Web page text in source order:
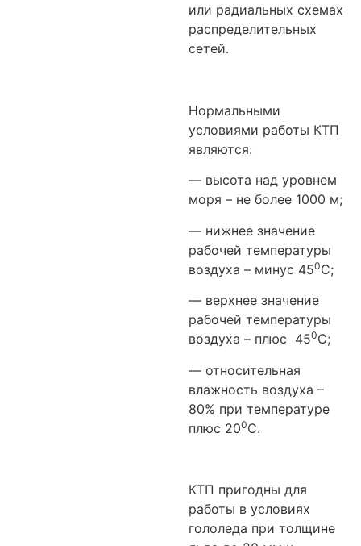
или радиальных схемах
распределительных
сетей.
Нормальными
условиями работы КТП
являются:
— высота над уровнем
моря – не более 1000 м;
— нижнее значение
рабочей температуры
воздуха – минус 450С;
— верхнее значение
рабочей температуры
воздуха – плюс 450С;
— относительная
влажность воздуха –
80% при температуре
плюс 200С.
КТП пригодны для
работы в условиях
гололеда при толщине